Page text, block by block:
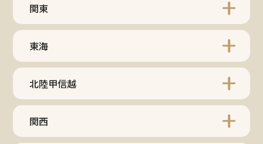
関東
東海
北陸甲信越
関西